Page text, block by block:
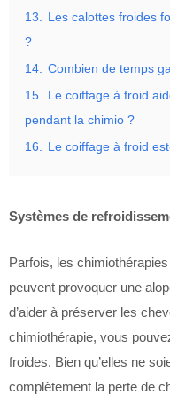
13. Les calottes froides
?
14. Combien de temps
15. Le coiffage à froid
pendant la chimio ?
16. Le coiffage à froid
Systèmes de
Parfois, les
peuvent provoquer une
d’aider à préserver les
chimiothérapie, vous
froides. Bien qu’elles ne
complètement la perte de